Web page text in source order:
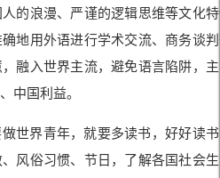
的浪漫、严谨的逻辑思维等文化
地用外语进行学术交流、商务谈
融入世界主流，避免语言陷阱，
中国利益。
世界青年，就要多读书，好好读
风俗习惯、节日，了解各国社会